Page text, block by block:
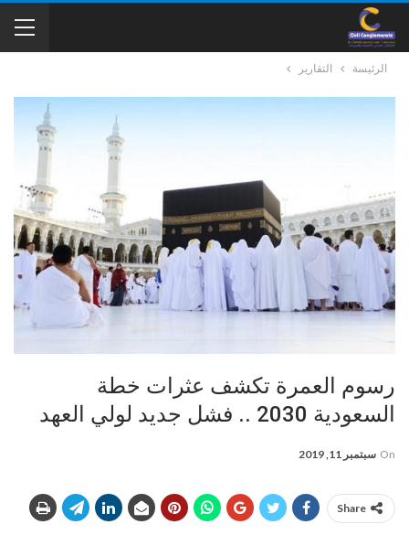
الرئيسة التقارير
رسوم العمرة تكشف عثرات خطة
السعودية 2030 .. فشل جديد لولي العهد
On سبتمبر 11, 2019
Share